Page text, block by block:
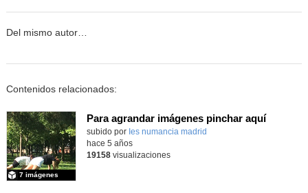
Del mismo autor…
Contenidos relacionados:
Para agrandar imágenes pinchar aquí
subido por Ies numancia madrid
7 imágenes
hace 5 años
19158visualizaciones